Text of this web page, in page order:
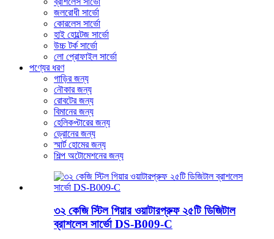
জলরোধী সার্ভো
কোরলেস সার্ভো
হাই হোল্টেজ সার্ভো
উচ্চ টর্ক সার্ভো
লো প্রোফাইল সার্ভো
পণ্যের ধরণ
গাড়ির জন্য
নৌকার জন্য
রোবটের জন্য
বিমানের জন্য
হেলিকপ্টারের জন্য
ড্রোনের জন্য
স্মার্ট হোমের জন্য
শিল্প অটোমেশনের জন্য
৩২ কেজি স্টিল গিয়ার ওয়াটারপ্রুফ ২৫টি ডিজিটাল
ব্রাশলেস সার্ভো DS-B009-C